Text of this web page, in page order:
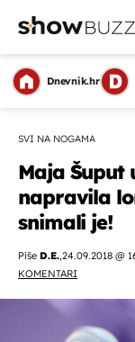
Dnevnik.hr
SVI NA NOGAMA
Maja
napravila
snimali je!
Piše D.E.,24.09.2018 @
KOMENTARI